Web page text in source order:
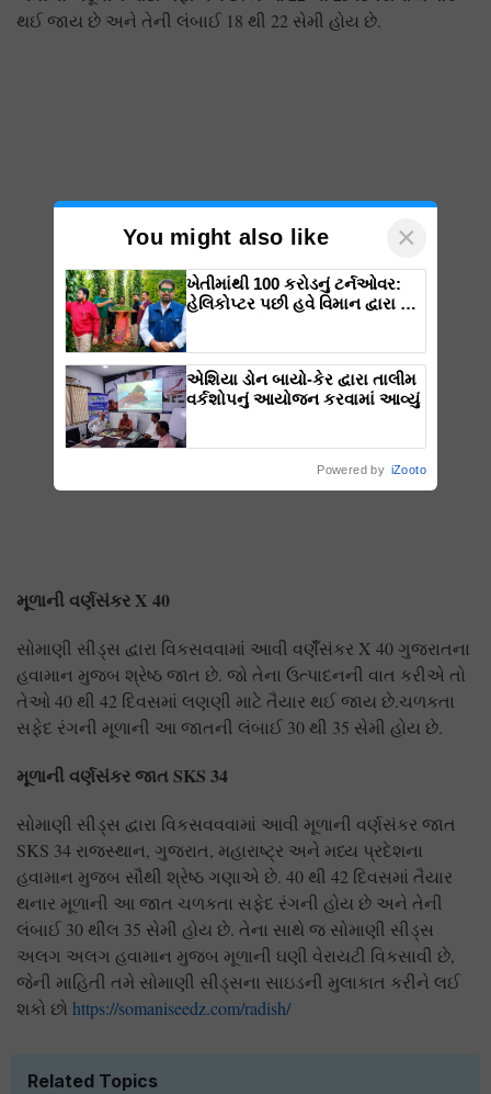
થઈ જાય છે અને તેની લંબાઈ 18 થી 22 સેમી હોય છે.
મૂળાની વર્ણસંકરX 40
સોમાણી સીડ્સ દ્વારા વિકસવવામાં આવી વર્ણઁસંકર X 40 ગુજરાતના
હવામાન મુજબ શ્રેષ્ઠ જાત છે. જો તેના ઉત્પાદનની વાત કરીએ તો
તેઓ 40 થી 42 દિવસમાં લણણી માટે તૈયાર થઈ જાય છે.ચળકતા
સફેદ રંગની મૂળાની આ જાતની લંબાઈ 30 થી 35 સેમી હોય છે.
મૂળાની વર્ણસંકર જાતSKS 34
સોમાણી સીડ્સ દ્વારા વિકસવવવામાં આવી મૂળાની વર્ણસંકર જાત
SKS 34 રાજસ્થાન, ગુજરાત, મહારાષ્ટ્ર અને મધ્ય પ્રદેશના
હવામાન મુજબ સૌથી શ્રેષ્ઠ ગણાએ છે. 40 થી 42 દિવસમાં તૈયાર
થનાર મૂળાની આ જાત ચળકતા સફેદ રંગની હોય છે અને તેની
લંબાઈ 30 થીલ 35 સેમી હોય છે. તેના સાથે જ સોમાણી સીડ્સ
અલગ અલગ હવામાન મુજબ મૂળાની ઘણી વેરાયટી વિકસાવી છે,
જેની માહિતી તમે સોમાણી સીડ્સના સાઇડની મુલાકાત કરીને લઈ
શકો છો https://somaniseedz.com/radish/
Related Topics
You might also like ×
ખેતીમાંથી 100 કરોડનું ટર્નઓવર:
હેલિકોપ્ટર પછી હવે વિમાન દ્વારા કૃષિ
એશિયા ડોન બાયો-કેર દ્વારા તાલીમ
વર્કશોપનું આયોજન કરવામાં આવ્યું
Powered by iZooto